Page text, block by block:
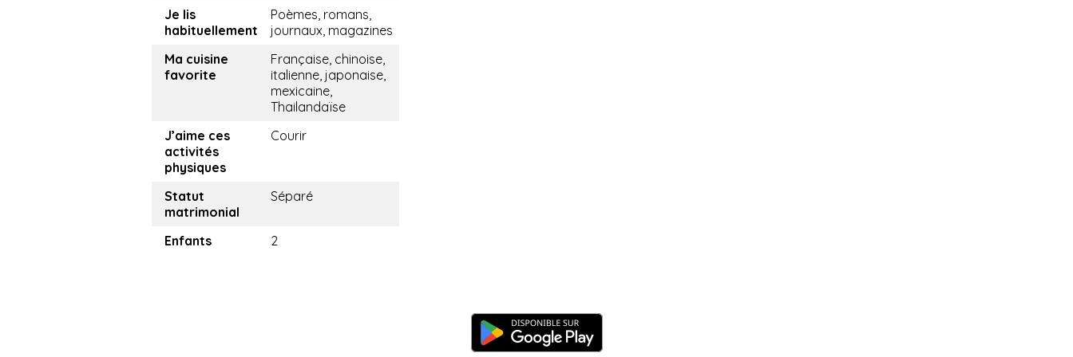
Je lis
habituellement
Poèmes, romans,
journaux, magazines
Ma cuisine
favorite
Française, chinoise,
italienne, japonaise,
mexicaine,
Thailandaïse
J’aime ces
activités
physiques
Courir
Statut
matrimonial
Séparé
Enfants 2